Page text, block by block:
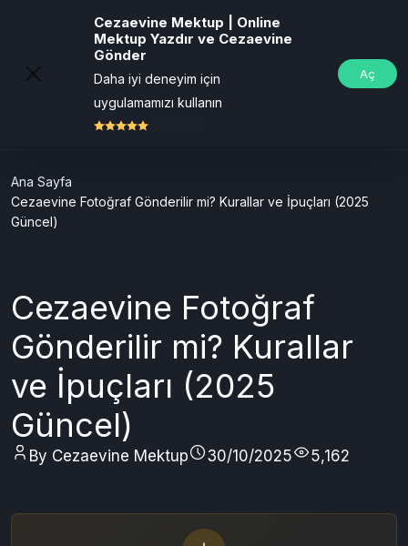
Cezaevine Mektup | Online
Mektup Yazdır ve Cezaevine
Gönder
Daha iyi deneyim için
uygulamamızı kullanın
Aç
Ana Sayfa
Cezaevine Fotoğraf Gönderilir mi? Kurallar ve İpuçları (2025
Güncel)
Cezaevine Fotoğraf
Gönderilir mi? Kurallar
ve İpuçları (2025
Güncel)
By Cezaevine Mektup 30/10/2025 5,162